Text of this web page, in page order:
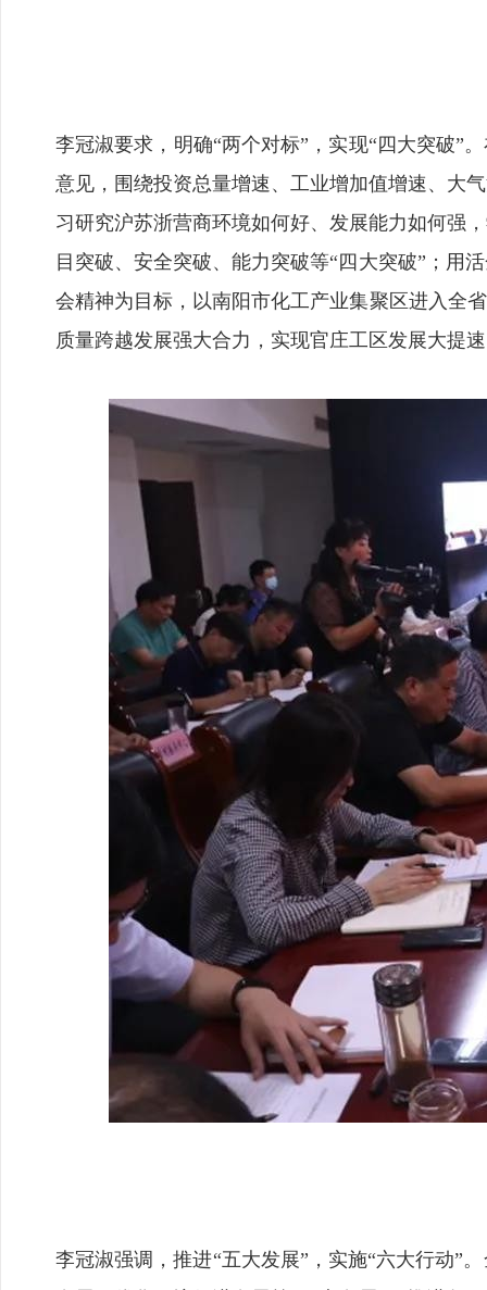
李冠淑要求，明确“两个对标”，实现“四大突破”
意见，围绕投资总量增速、工业增加值增速、大
习研究沪苏浙营商环境如何好、发展能力如何强
目突破、安全突破、能力突破等“四大突破”；用
会精神为目标，以南阳市化工产业集聚区进入全
质量跨越发展强大合力，实现官庄工区发展大提
李冠淑强调，推进“五大发展”，实施“六大行动”